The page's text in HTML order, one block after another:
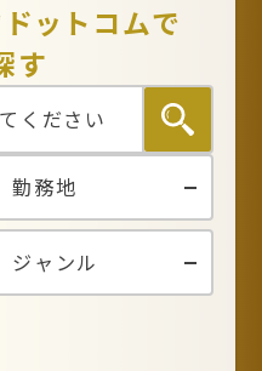
ットコムで
す